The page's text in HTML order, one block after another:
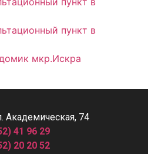
пункт в
мкр.Искра
Академическая, 74
41 96 29
20 20 52